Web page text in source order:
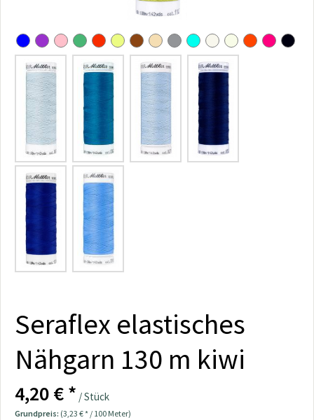
Seraflex elastisches
Nähgarn 130 m kiwi
4,20 € * / Stück
Grundpreis: (3,23 € * / 100 Meter)